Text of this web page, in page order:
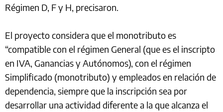
Régimen D, F y H, precisaron.
El proyecto considera que el monotributo es
“compatible con el régimen General (que es el inscripto
en IVA, Ganancias y Autónomos), con el régimen
Simplificado (monotributo) y empleados en relación de
dependencia, siempre que la inscripción sea por
desarrollar una actividad diferente a la que alcanza el